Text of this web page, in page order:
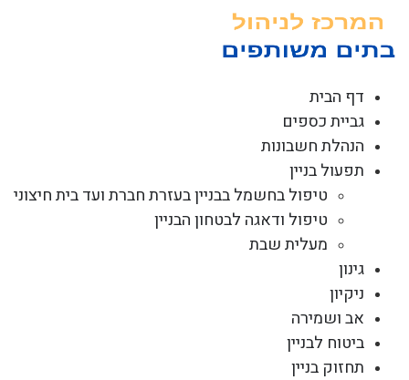
דף הבית
גביית כספים
הנהלת חשבונות
תפעול בניין
טיפול בחשמל בבניין בעזרת חברת ועד בית חיצוני
טיפול ודאגה לבטחון הבניין
מעלית שבת
גינון
ניקיון
אב ושמירה
ביטוח לבניין
תחזוק בניין